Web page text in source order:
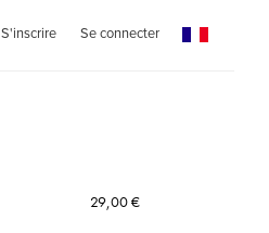
S'inscrire Se connecter
29,00 €